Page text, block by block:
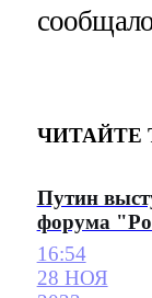
ЧИТАЙТЕ
Путин
форума
16:54
28 НОЯ